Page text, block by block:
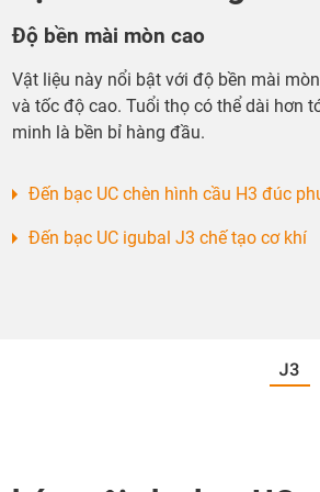
Độ bền mài mòn cao
Vật liệu này nổi bật với độ bền mài
và tốc độ cao. Tuổi thọ có thể dài hơn
minh là bền bỉ hàng đầu.
Đến bạc UC chèn hình cầu H3 đúc
Đến bạc UC igubal J3 chế tạo cơ khí
J3